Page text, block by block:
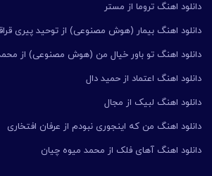
دانلود اهنگ تروما از مستر
دانلود اهنگ بیمار (هوش مصنوعی) از توحید پیری
دانلود اهنگ تو باور خیال من (هوش مصنوعی) از
دانلود اهنگ اعتماد از حمید دال
دانلود اهنگ لبیک از مجال
دانلود اهنگ من که اینجوری نبودم از عرفان افتخاری
دانلود اهنگ آهای فلک از محمد میوه چیان